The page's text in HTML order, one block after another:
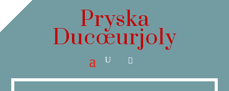
Pryska
Ducœurjoly